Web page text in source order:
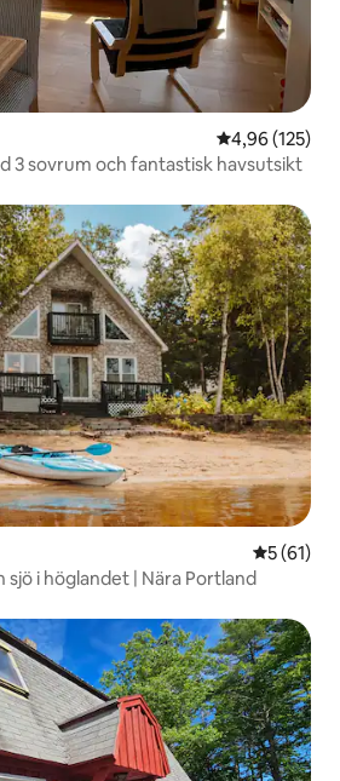
4,96 av 5 i
4,96 (125)
3 sovrum och fantastisk havsutsikt
5 av 5 i
5 (61)
sjö i höglandet | Nära Portland